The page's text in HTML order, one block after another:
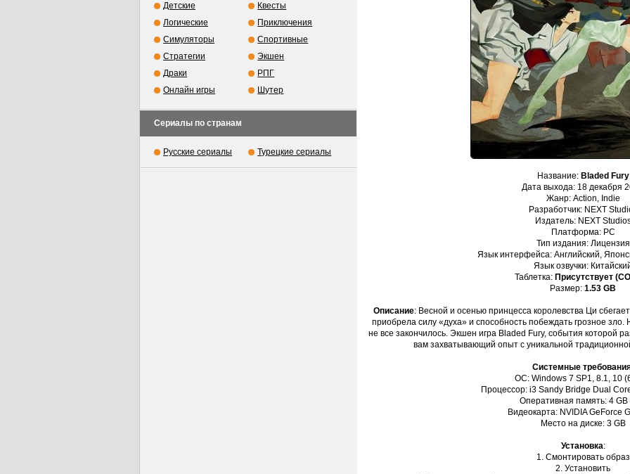
Название: Bladed Fury
Дата выхода: 18 декабря
Жанр: Action, Indie
Разработчик: NEXT
Издатель: NEXT
Платформа: PC
Тип издания: Лицензия
Язык интерфейса: Английский,
Язык озвучки:
Таблетка: Присутствует
Размер: 1.53 GB
Описание: Весной и осенью принцесса королевства Ци
приобрела силу «духа» и способность побеждать грозное
не все закончилось. Экшен игра Bladed Fury, события которой
вам захватывающий опыт с уникальной
Системные
ОС: Windows 7 SP1, 8.1, 10
Процессор: i3 Sandy Bridge Dual
Оперативная память: 4
Видеокарта: NVIDIA GeForce
Место на диске: 3 GB
Установка:
1. Смонтировать образ
2. Установить
Детские
Квесты
Логические
Приключения
Симуляторы
Спортивные
Стратегии
Экшен
Драки
РПГ
Онлайн игры
Шутер
Сериалы по странам
Русские сериалы Турецкие сериалы